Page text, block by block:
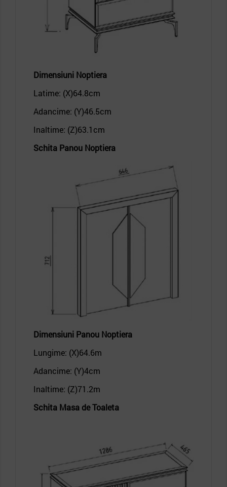
Dimensiuni Noptiera
Latime: (X)64.8cm
Adancime: (Y)46.5cm
Inaltime: (Z)63.1cm
Schita Panou Noptiera
Dimensiuni Panou Noptiera
Lungime: (X)64.6m
Adancime: (Y)4cm
Inaltime: (Z)71.2m
Schita Masa de Toaleta